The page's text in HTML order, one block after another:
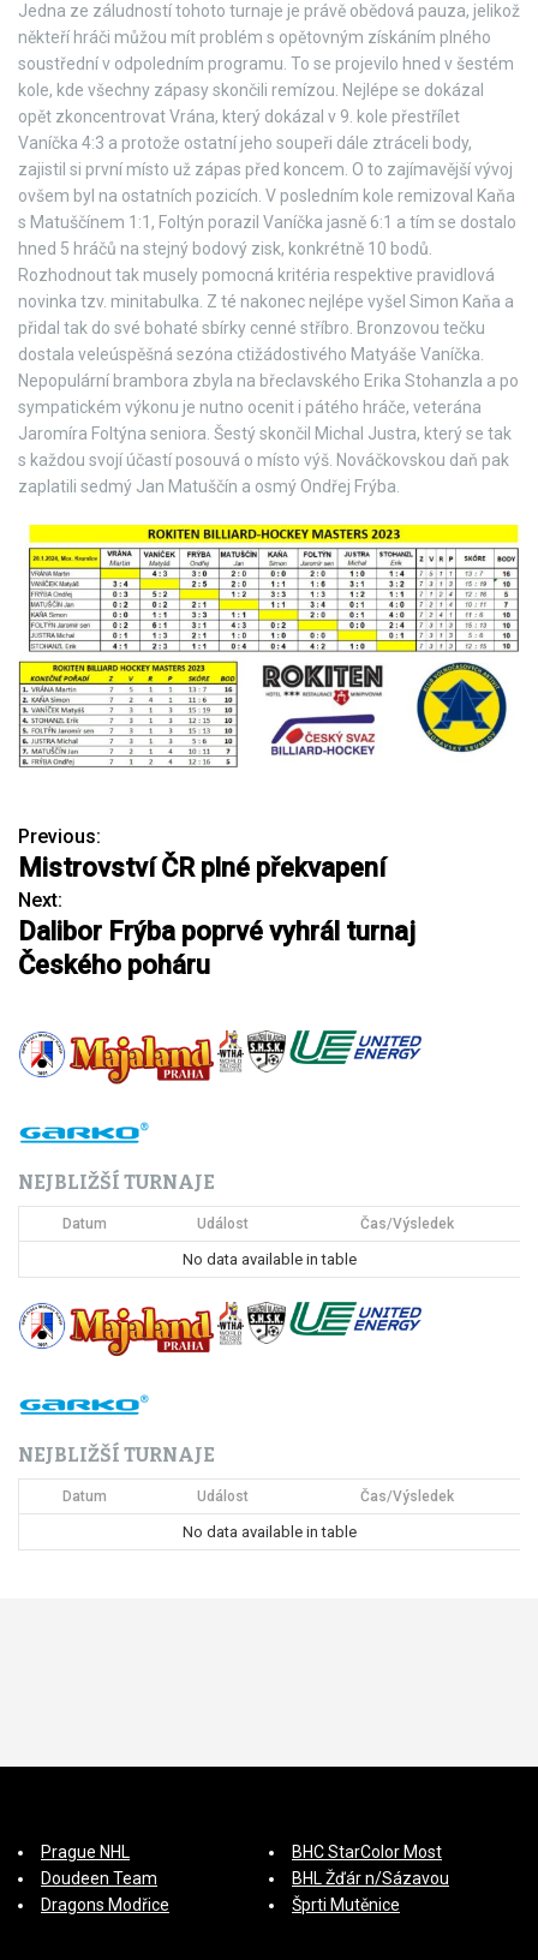
Jedna ze záludností tohoto turnaje je právě obědová pauza, jelikož
někteří hráči můžou mít problém s opětovným získáním plného
soustřední v odpoledním programu. To se projevilo hned v šestém
kole, kde všechny zápasy skončili remízou. Nejlépe se dokázal
opět zkoncentrovat Vrána, který dokázal v 9. kole přestřílet
Vaníčka 4:3 a protože ostatní jeho soupeři dále ztráceli body,
zajistil si první místo už zápas před koncem. O to zajímavější vývoj
ovšem byl na ostatních pozicích. V posledním kole remizoval Kaňa
s Matuščínem 1:1, Foltýn porazil Vaníčka jasně 6:1 a tím se dostalo
hned 5 hráčů na stejný bodový zisk, konkrétně 10 bodů.
Rozhodnout tak musely pomocná kritéria respektive pravidlová
novinka tzv. minitabulka. Z té nakonec nejlépe vyšel Simon Kaňa a
přidal tak do své bohaté sbírky cenné stříbro. Bronzovou tečku
dostala veleúspěšná sezóna ctižádostivého Matyáše Vaníčka.
Nepopulární brambora zbyla na břeclavského Erika Stohanzla a po
sympatickém výkonu je nutno ocenit i pátého hráče, veterána
Jaromíra Foltýna seniora. Šestý skončil Michal Justra, který se tak
s každou svojí účastí posouvá o místo výš. Nováčkovskou daň pak
zaplatili sedmý Jan Matuščín a osmý Ondřej Frýba.
N
a
v
i
g
a
p
o
p
ř
s
Previous:
Mistrovství ČR plné překvapení
Next:
Dalibor Frýba poprvé vyhrál turnaj
Českého poháru
NEJBLIŽŠÍ TURNAJE
Datum Událost Čas/Výsledek
No data available in table
NEJBLIŽŠÍ TURNAJE
Datum Událost Čas/Výsledek
No data available in table
BHC StarColor Most
BHL Žďár n/Sázavou
Šprti Mutěnice
Prague NHL
Doudeen Team
Dragons Modřice